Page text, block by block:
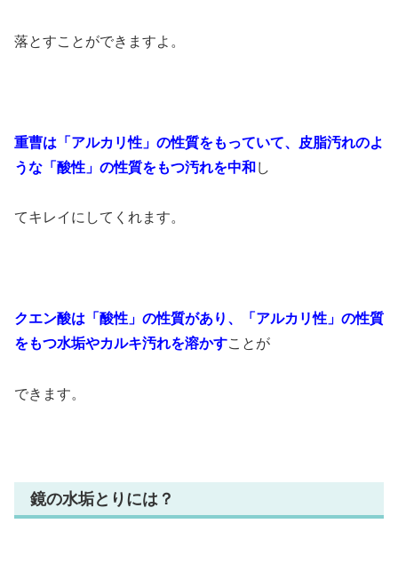
落とすことができますよ。
重曹は「アルカリ性」の性質をもっていて、皮脂汚れのよ
うな「酸性」の性質をもつ汚れを中和 し
てキレイにしてくれます。
クエン酸は「酸性」の性質があり、「アルカリ性」の性質
をもつ水垢やカルキ汚れを溶かすことが
できます。
鏡の水垢とりには？